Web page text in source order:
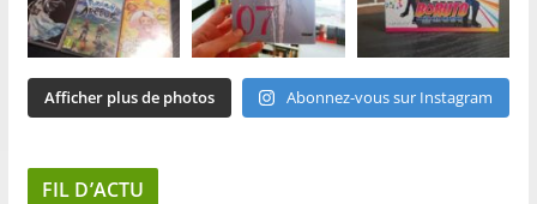
Afficher plus de photos Abonnez-vous sur Instagram
FIL D’ACTU